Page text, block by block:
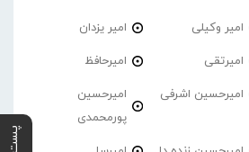
امیر وکیلی امیر یزدان
امیرتقی امیرحافظ
امیرحسین اشرفی
امیرحسین
پورمحمدی